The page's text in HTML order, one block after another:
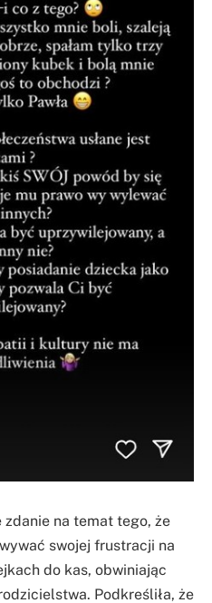
na temat tego, że
swojej frustracji na
do kas, obwiniając
Podkreśliła, że